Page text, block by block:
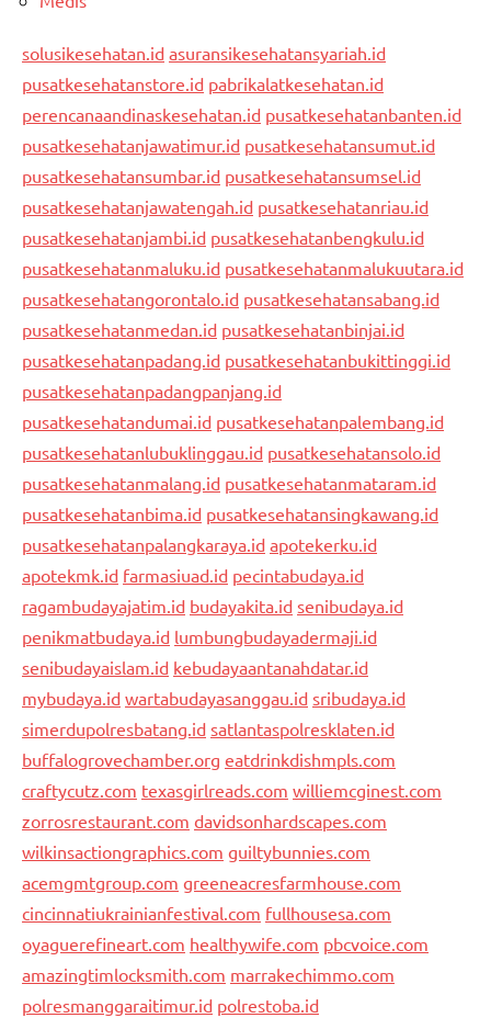
solusikesehatan.id asuransikesehatansyariah.id
pusatkesehatanstore.id pabrikalatkesehatan.id
perencanaandinaskesehatan.id pusatkesehatanbanten.id
pusatkesehatanjawatimur.id pusatkesehatansumut.id
pusatkesehatansumbar.id pusatkesehatansumsel.id
pusatkesehatanjawatengah.id pusatkesehatanriau.id
pusatkesehatanjambi.id pusatkesehatanbengkulu.id
pusatkesehatanmaluku.id pusatkesehatanmalukuutara.id
pusatkesehatangorontalo.id pusatkesehatansabang.id
pusatkesehatanmedan.id pusatkesehatanbinjai.id
pusatkesehatanpadang.id pusatkesehatanbukittinggi.id
pusatkesehatanpadangpanjang.id
pusatkesehatandumai.id pusatkesehatanpalembang.id
pusatkesehatanlubuklinggau.id pusatkesehatansolo.id
pusatkesehatanmalang.id pusatkesehatanmataram.id
pusatkesehatanbima.id pusatkesehatansingkawang.id
pusatkesehatanpalangkaraya.id apotekerku.id
apotekmk.id farmasiuad.id pecintabudaya.id
ragambudayajatim.id budayakita.id senibudaya.id
penikmatbudaya.id lumbungbudayadermaji.id
senibudayaislam.id kebudayaantanahdatar.id
mybudaya.id wartabudayasanggau.id sribudaya.id
simerdupolresbatang.id satlantaspolresklaten.id
buffalogrovechamber.org eatdrinkdishmpls.com
craftycutz.com texasgirlreads.com williemcginest.com
zorrosrestaurant.com davidsonhardscapes.com
wilkinsactiongraphics.com guiltybunnies.com
acemgmtgroup.com greeneacresfarmhouse.com
cincinnatiukrainianfestival.com fullhousesa.com
oyaguerefineart.com healthywife.com pbcvoice.com
amazingtimlocksmith.com marrakechimmo.com
polresmanggaraitimur.id polrestoba.id